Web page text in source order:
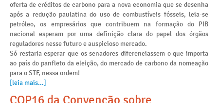
oferta de créditos de carbono para a nova economia que se desenha
após a redução paulatina do uso de combustíveis fósseis, leia-se
petróleo, os empresários que contribuem na formação do PIB
nacional esperam por uma definição clara do papel dos órgãos
reguladores nesse futuro e auspicioso mercado.
Só restaria esperar que os senadores diferenciassem o que importa
ao país do panfleto da eleição, do mercado de carbono da nomeação
para o STF, nessa ordem!
[leia mais...]
COP16 da Convenção sobre